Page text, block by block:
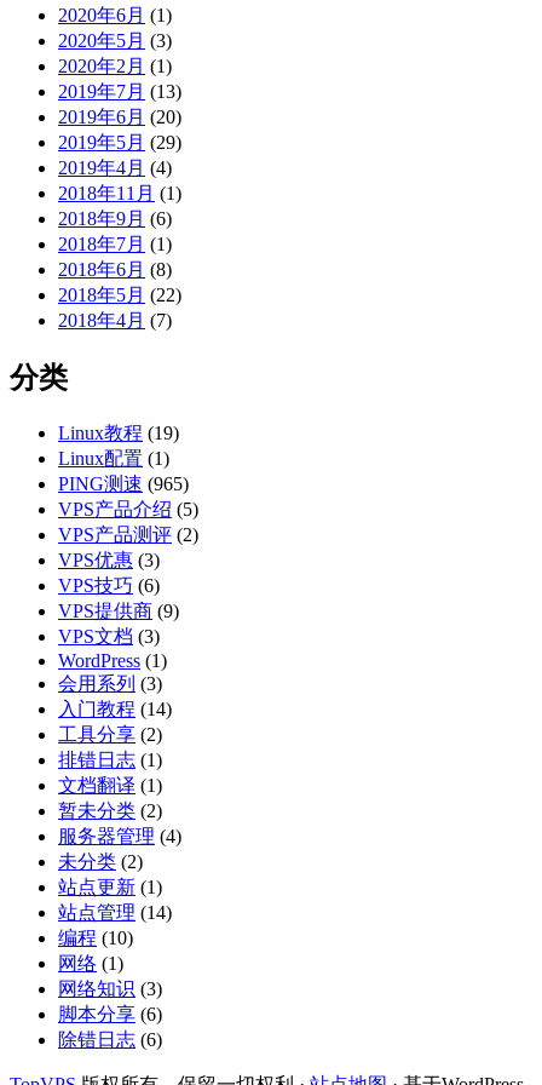
2020年6月 (1)
2020年5月 (3)
2020年2月 (1)
2019年7月 (13)
2019年6月 (20)
2019年5月 (29)
2019年4月 (4)
2018年11月 (1)
2018年9月 (6)
2018年7月 (1)
2018年6月 (8)
2018年5月 (22)
2018年4月 (7)
分类
Linux教程 (19)
Linux配置 (1)
PING测速 (965)
VPS产品介绍 (5)
VPS产品测评 (2)
VPS优惠 (3)
VPS技巧 (6)
VPS提供商 (9)
VPS文档 (3)
WordPress (1)
会用系列 (3)
入门教程 (14)
工具分享 (2)
排错日志 (1)
文档翻译 (1)
暂未分类 (2)
服务器管理 (4)
未分类 (2)
站点更新 (1)
站点管理 (14)
编程 (10)
网络 (1)
网络知识 (3)
脚本分享 (6)
除错日志 (6)